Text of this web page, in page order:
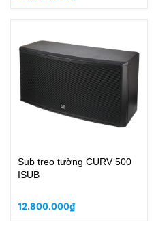
Sub treo tường CURV 500
ISUB
12.800.000₫